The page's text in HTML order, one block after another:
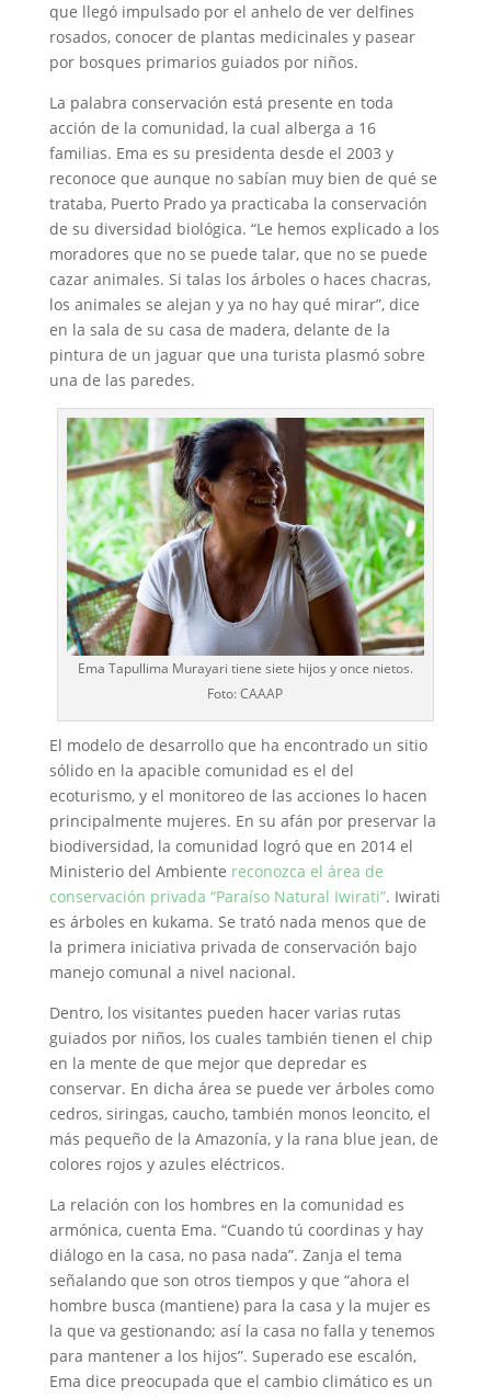
que llegó impulsado por el anhelo de ver delfines
rosados, conocer de plantas medicinales y pasear
por bosques primarios guiados por niños.
La palabra conservación está presente en toda
acción de la comunidad, la cual alberga a 16
familias. Ema es su presidenta desde el 2003 y
reconoce que aunque no sabían muy bien de qué se
trataba, Puerto Prado ya practicaba la conservación
de su diversidad biológica. “Le hemos explicado a los
moradores que no se puede talar, que no se puede
cazar animales. Si talas los árboles o haces chacras,
los animales se alejan y ya no hay qué mirar”, dice
en la sala de su casa de madera, delante de la
pintura de un jaguar que una turista plasmó sobre
una de las paredes.
Ema Tapullima Murayari tiene siete hijos y once nietos.
Foto: CAAAP
El modelo de desarrollo que ha encontrado un sitio
sólido en la apacible comunidad es el del
ecoturismo, y el monitoreo de las acciones lo hacen
principalmente mujeres. En su afán por preservar la
biodiversidad, la comunidad logró que en 2014 el
Ministerio del Ambiente reconozca el área de
conservación privada “Paraíso Natural Iwirati”. Iwirati
es árboles en kukama. Se trató nada menos que de
la primera iniciativa privada de conservación bajo
manejo comunal a nivel nacional.
Dentro, los visitantes pueden hacer varias rutas
guiados por niños, los cuales también tienen el chip
en la mente de que mejor que depredar es
conservar. En dicha área se puede ver árboles como
cedros, siringas, caucho, también monos leoncito, el
más pequeño de la Amazonía, y la rana blue jean, de
colores rojos y azules eléctricos.
La relación con los hombres en la comunidad es
armónica, cuenta Ema. “Cuando tú coordinas y hay
diálogo en la casa, no pasa nada”. Zanja el tema
señalando que son otros tiempos y que “ahora el
hombre busca (mantiene) para la casa y la mujer es
la que va gestionando; así la casa no falla y tenemos
para mantener a los hijos”. Superado ese escalón,
Ema dice preocupada que el cambio climático es un